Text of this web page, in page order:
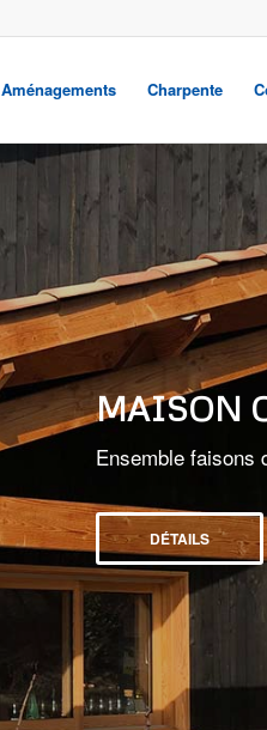
Aménagements Charpente
Augmentez votre
DÉTAILS